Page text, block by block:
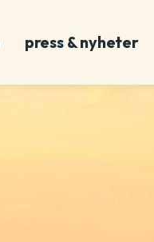
press & nyheter